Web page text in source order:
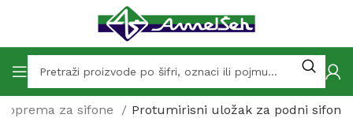
oprema za sifone Protumirisni uložak za podni sifon